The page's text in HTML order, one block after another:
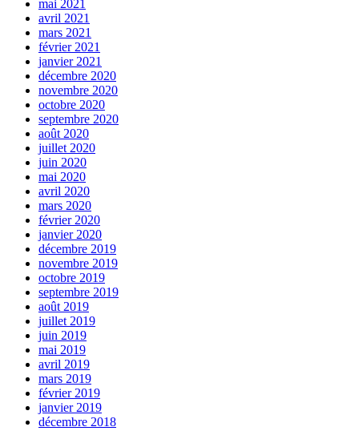
mai 2021
avril 2021
mars 2021
février 2021
janvier 2021
décembre 2020
novembre 2020
octobre 2020
septembre 2020
août 2020
juillet 2020
juin 2020
mai 2020
avril 2020
mars 2020
février 2020
janvier 2020
décembre 2019
novembre 2019
octobre 2019
septembre 2019
août 2019
juillet 2019
juin 2019
mai 2019
avril 2019
mars 2019
février 2019
janvier 2019
décembre 2018